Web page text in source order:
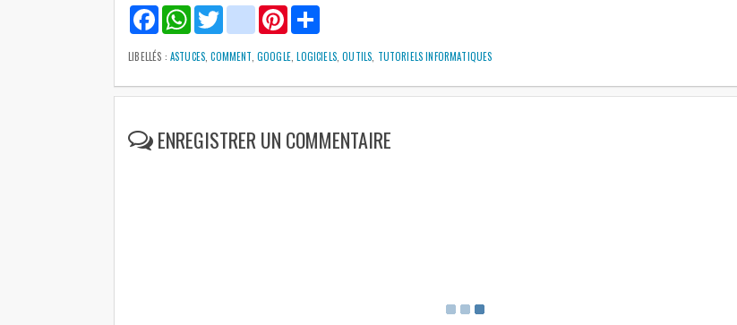
F
a
c
e
o
o
W
h
a
t
A
p
T
t
e
r
g
m
a
i
P
n
t
e
r
e
r
LIBELLÉS : ASTUCES,COMMENT, GOOGLE,LOGICIELS,OUTILS, TUTORIELS INFORMATIQUES
ENREGISTRER UN COMMENTAIRE